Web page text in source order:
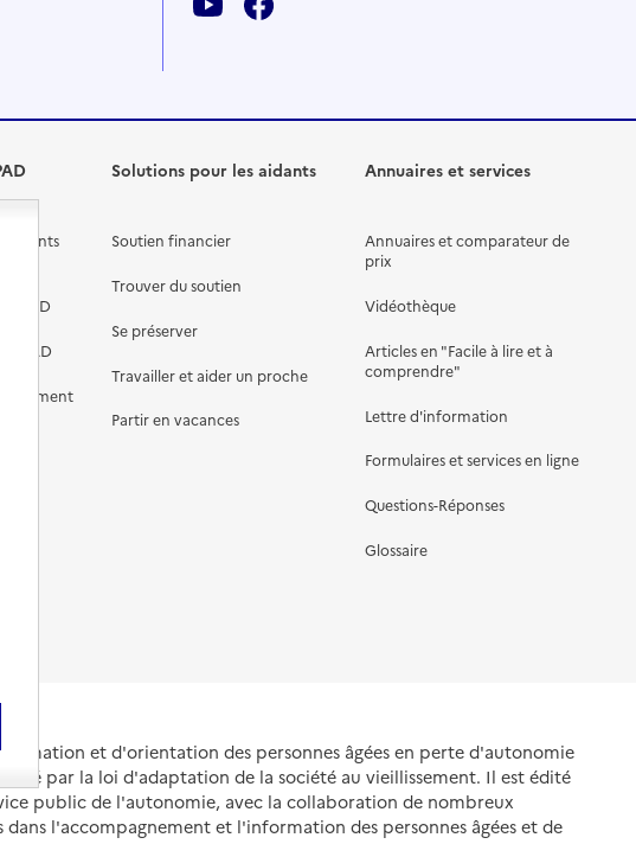
Solutions pour les aidants
Soutien financier
Trouver du soutien
Se préserver
Travailler et aider un proche
Partir en vacances
Annuaires et services
Annuaires et comparateur de
prix
Vidéothèque
Articles en "Facile à lire et à
comprendre"
Lettre d'information
Formulaires et services en ligne
Questions-Réponses
Glossaire
et d'orientation des personnes âgées en perte d'autonomie
créé par la loi d'adaptation de la société au vieillissement. Il est édité
public de l'autonomie, avec la collaboration de nombreux
dans l'accompagnement et l'information des personnes âgées et de